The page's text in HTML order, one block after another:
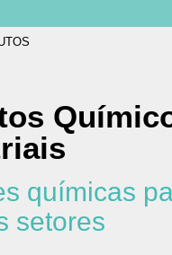
químicas
setores